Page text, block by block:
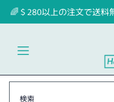
🌈＄280以上の注文で送料